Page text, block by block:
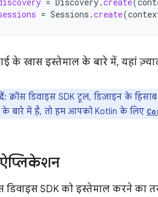
= Sessions .create(
के खास इस्तेमाल के बारे में, यहां
क्रॉस डिवाइस SDK टूल, डिज़ाइन के
के बारे में है, तो हम आपको Kotlin के लिए
डिवाइस SDK को इस्तेमाल करने